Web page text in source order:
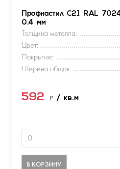
Профнастил С21 RAL
0.4 мм
Толщина металла:
Цвет:
Покрытие:
Ширина общая:
592 ₽ / кв.м
В КОРЗИНУ